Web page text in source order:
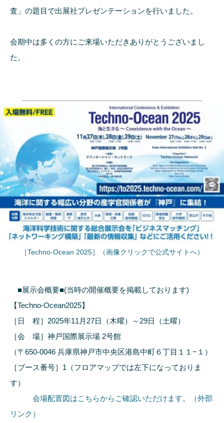
査」の題目で出展社プレゼンテーションを行いました。
会期中は多くの方にご来場いただきありがとうございまし
た。
［Techno-Ocean 2025］（画像クリックで公式サイトへ）
■展示会概要■(当時の開催概要を掲載しております)
【Techno-Ocean2025】
［日 程］2025年11月27日（木曜）～29日（土曜）
［会 場］神戸国際展示場 2号館
（〒650-0046 兵庫県神戸市中央区港島中町６丁目１１−１）
［ブース番号］1（フロアマップでは左下になっておりま
す）
会場配置図はこちらからご確認いただけます。（外部
リンク）